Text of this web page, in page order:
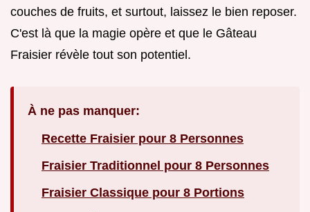
couches de fruits, et surtout, laissez le bien reposer.
C'est là que la magie opère et que le Gâteau
Fraisier révèle tout son potentiel.
À ne pas manquer:
Recette Fraisier pour 8 Personnes
Fraisier Traditionnel pour 8 Personnes
Fraisier Classique pour 8 Portions